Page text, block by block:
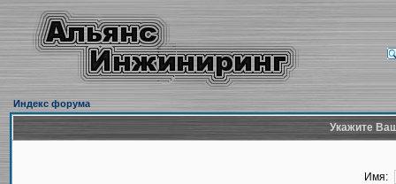
Индекс форума
Укажите
Имя: